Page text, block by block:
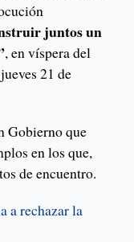
juntos un
, en víspera del
21 de
Gobierno que
en los que,
de encuentro.
a rechazar la